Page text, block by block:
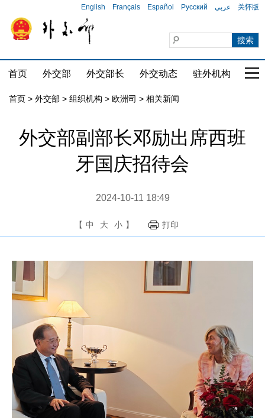
English Français Español Русский عربي 关怀版
首页 外交部 外交部长 外交动态 驻外机构 国
首页 > 外交部 > 组织机构 > 欧洲司 > 相关新闻
​外交部副部长邓励出席西班
牙国庆招待会
2024-10-11 18:49
【 中 大 小 】 打印